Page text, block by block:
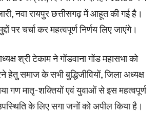
नवा रायपुर छत्तीसगढ़ में आहूत की गई है।
पर चर्चा कर महत्वपूर्ण निर्णय लिए जाएंगे।
श्री टेकाम ने गोंडवाना गोंड महासभा को
हेतु समाज के सभी बुद्धिजीवियों, जिला अध्यक्ष
गण मातृ-शक्तियों एवं युवाओं से इस महत्वपूर्ण
के लिए सगा जनों को अपील किया है।